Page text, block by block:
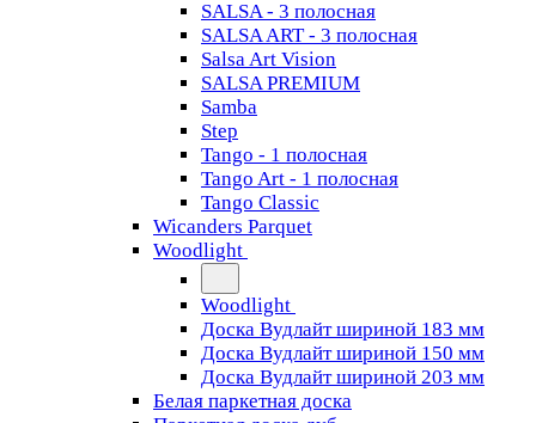
SALSA - 3 полосная
SALSA ART - 3 полосная
Salsa Art Vision
SALSA PREMIUM
Samba
Step
Tango - 1 полосная
Tango Art - 1 полосная
Tango Classiс
Wicanders Parquet
Woodlight
Woodlight
Доска Вудлайт шириной 183 мм
Доска Вудлайт шириной 150 мм
Доска Вудлайт шириной 203 мм
Белая паркетная доска